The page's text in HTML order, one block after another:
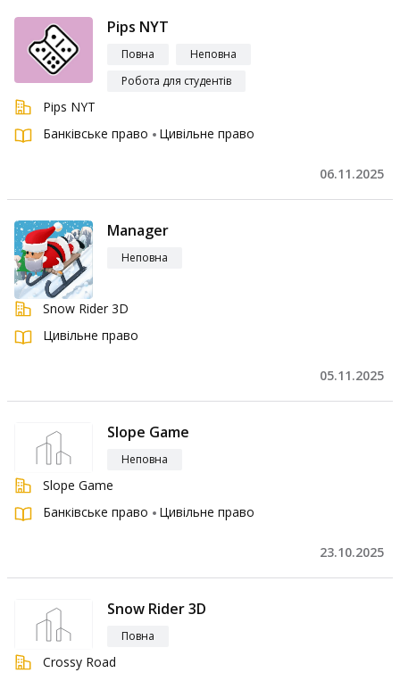
Pips NYT
Повна
Неповна
Робота для студентів
Pips NYT
Банківське право
Цивільне право
06.11.2025
Manager
Неповна
Snow Rider 3D
Цивільне право
05.11.2025
Slope Game
Неповна
Slope Game
Банківське право
Цивільне право
23.10.2025
Snow Rider 3D
Повна
Crossy Road